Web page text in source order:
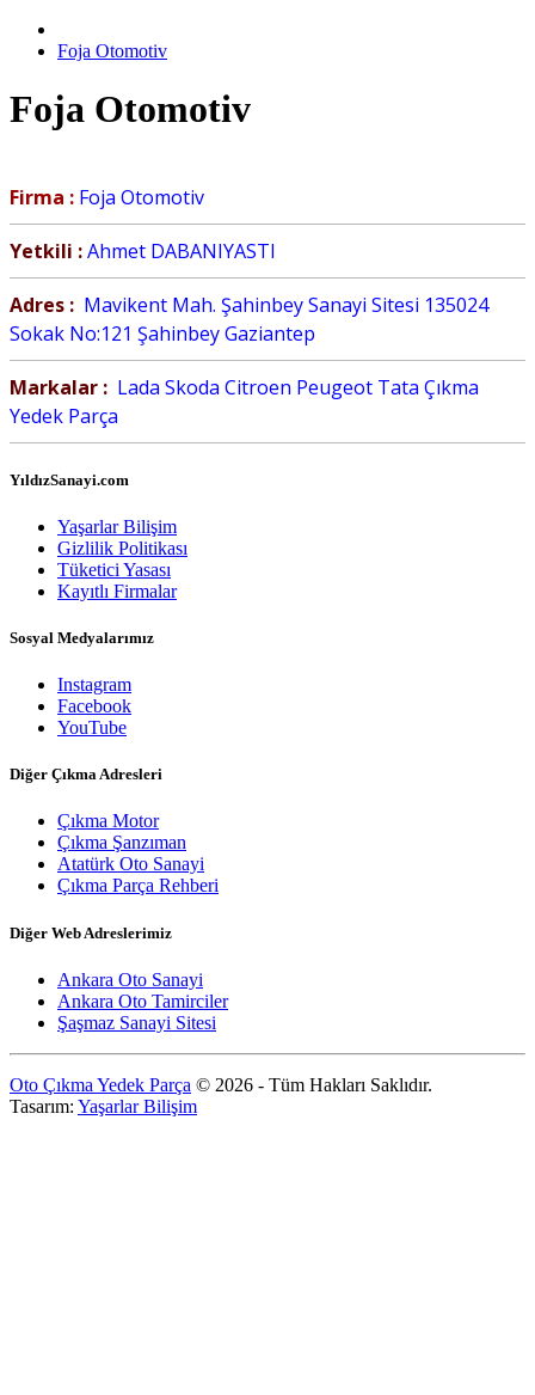
Foja Otomotiv
Foja Otomotiv
Firma : Foja Otomotiv
Yetkili :Ahmet DABANIYASTI
Adres : Mavikent Mah. Şahinbey Sanayi Sitesi 135024
Sokak No:121 Şahinbey Gaziantep
Markalar : Lada Skoda Citroen Peugeot Tata Çıkma
Yedek Parça
YıldızSanayi.com
Yaşarlar Bilişim
Gizlilik Politikası
Tüketici Yasası
Kayıtlı Firmalar
Sosyal Medyalarımız
Instagram
Facebook
YouTube
Diğer Çıkma Adresleri
Çıkma Motor
Çıkma Şanzıman
Atatürk Oto Sanayi
Çıkma Parça Rehberi
Diğer Web Adreslerimiz
Ankara Oto Sanayi
Ankara Oto Tamirciler
Şaşmaz Sanayi Sitesi
Oto Çıkma Yedek Parça © 2026 - Tüm Hakları Saklıdır.
Tasarım: Yaşarlar Bilişim